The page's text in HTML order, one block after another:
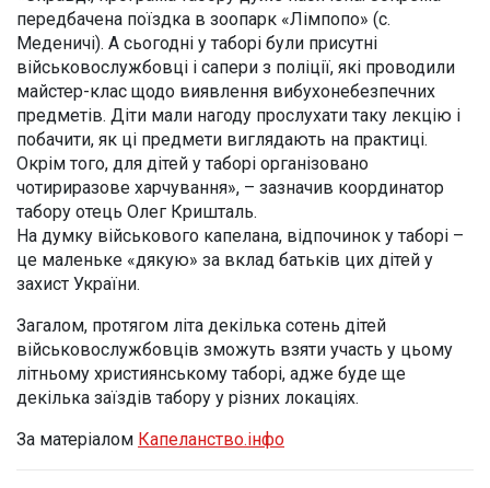
передбачена поїздка в зоопарк «Лімпопо» (с.
Меденичі). А сьогодні у таборі були присутні
військовослужбовці і сапери з поліції, які проводили
майстер-клас щодо виявлення вибухонебезпечних
предметів. Діти мали нагоду прослухати таку лекцію і
побачити, як ці предмети виглядають на практиці.
Окрім того, для дітей у таборі організовано
чотириразове харчування», – зазначив координатор
табору отець Олег Кришталь.
На думку військового капелана, відпочинок у таборі –
це маленьке «дякую» за вклад батьків цих дітей у
захист України.
Загалом, протягом літа декілька сотень дітей
військовослужбовців зможуть взяти участь у цьому
літньому християнському таборі, адже буде ще
декілька заїздів табору у різних локаціях.
За матеріалом Капеланство.інфо